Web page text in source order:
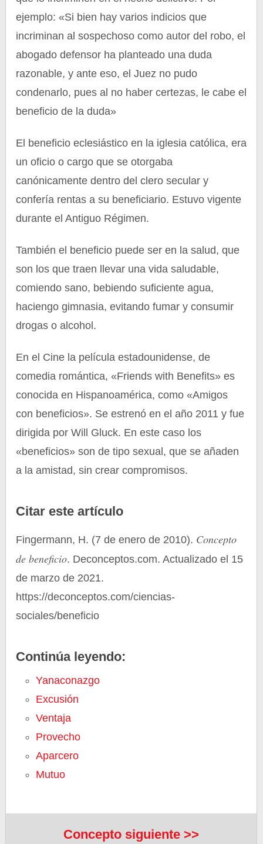
ejemplo: «Si bien hay varios indicios que
incriminan al sospechoso como autor del robo, el
abogado defensor ha planteado una duda
razonable, y ante eso, el Juez no pudo
condenarlo, pues al no haber certezas, le cabe el
beneficio de la duda»
El beneficio eclesiástico en la iglesia católica, era
un oficio o cargo que se otorgaba
canónicamente dentro del clero secular y
confería rentas a su beneficiario. Estuvo vigente
durante el Antiguo Régimen.
También el beneficio puede ser en la salud, que
son los que traen llevar una vida saludable,
comiendo sano, bebiendo suficiente agua,
haciengo gimnasia, evitando fumar y consumir
drogas o alcohol.
En el Cine la película estadounidense, de
comedia romántica, «Friends with Benefits» es
conocida en Hispanoamérica, como «Amigos
con beneficios». Se estrenó en el año 2011 y fue
dirigida por Will Gluck. En este caso los
«beneficios» son de tipo sexual, que se añaden
a la amistad, sin crear compromisos.
Citar este artículo
Fingermann, H. (7 de enero de 2010). Concepto
de beneficio. Deconceptos.com. Actualizado el 15
de marzo de 2021.
https://deconceptos.com/ciencias-
sociales/beneficio
Continúa leyendo:
Yanaconazgo
Excusión
Ventaja
Provecho
Aparcero
Mutuo
Concepto siguiente >>